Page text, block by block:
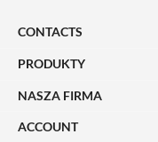
CONTACTS
PRODUKTY
NASZA FIRMA
ACCOUNT